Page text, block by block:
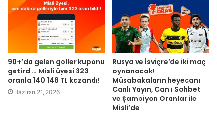
90+’da gelen goller kuponu
getirdi… Misli üyesi 323
oranla 140.148 TL kazandı!
Haziran 21, 2026
Rusya ve İsviçre’de iki maç
oynanacak!
Müsabakaların heyecanı
Canlı Yayın, Canlı Sohbet
ve Şampiyon Oranlar ile
Misli’de